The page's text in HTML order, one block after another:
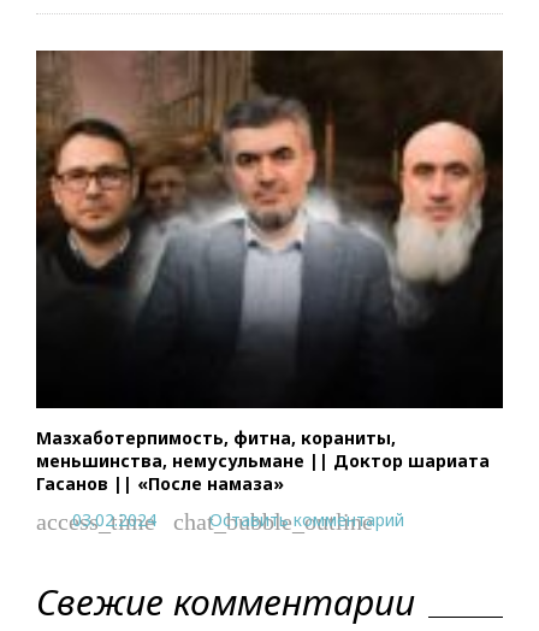
Мазхаботерпимость, фитна, кораниты,
меньшинства, немусульмане || Доктор шариата
Гасанов || «После намаза»
access_time
03.02.2024 chat_bubble_outline
Оставить комментарий
Свежие комментарии